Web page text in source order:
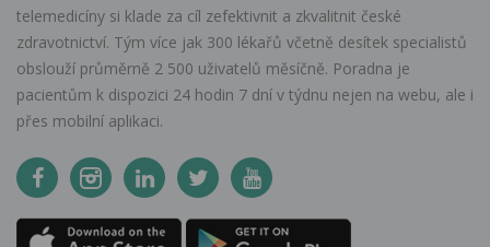
telemedicíny si klade za cíl zefektivnit a zkvalitnit české
zdravotnictví. Tým více jak 300 lékařů včetně desítek specialistů
obslouží průměrně 2 500 uživatelů měsíčně. Poradna je
pacientům k dispozici 24 hodin 7 dní v týdnu nejen na webu, ale i
přes mobilní aplikaci.